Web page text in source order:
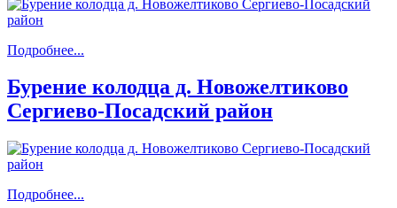
Подробнее...
Бурение колодца д. Новожелтиково
Сергиево-Посадский район
Подробнее...